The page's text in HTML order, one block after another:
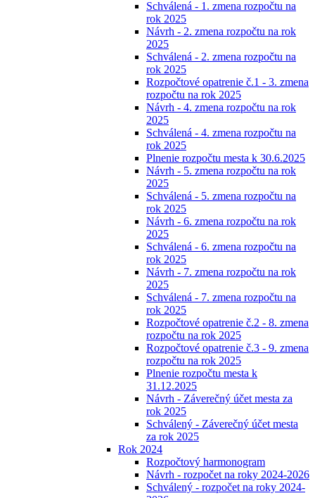
Schválená - 1. zmena rozpočtu na
rok 2025
Návrh - 2. zmena rozpočtu na rok
2025
Schválená - 2. zmena rozpočtu na
rok 2025
Rozpočtové opatrenie č.1 - 3. zmena
rozpočtu na rok 2025
Návrh - 4. zmena rozpočtu na rok
2025
Schválená - 4. zmena rozpočtu na
rok 2025
Plnenie rozpočtu mesta k 30.6.2025
Návrh - 5. zmena rozpočtu na rok
2025
Schválená - 5. zmena rozpočtu na
rok 2025
Návrh - 6. zmena rozpočtu na rok
2025
Schválená - 6. zmena rozpočtu na
rok 2025
Návrh - 7. zmena rozpočtu na rok
2025
Schválená - 7. zmena rozpočtu na
rok 2025
Rozpočtové opatrenie č.2 - 8. zmena
rozpočtu na rok 2025
Rozpočtové opatrenie č.3 - 9. zmena
rozpočtu na rok 2025
Plnenie rozpočtu mesta k
31.12.2025
Návrh - Záverečný účet mesta za
rok 2025
Schválený - Záverečný účet mesta
za rok 2025
Rok 2024
Rozpočtový harmonogram
Návrh - rozpočet na roky 2024-2026
Schválený - rozpočet na roky 2024-